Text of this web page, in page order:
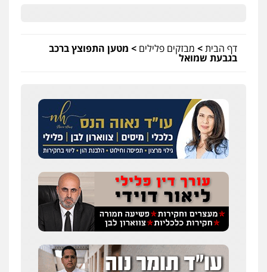
דף הבית> מבזקים פלילים > מטען התפוצץ ברכב
בגבעת שמואל